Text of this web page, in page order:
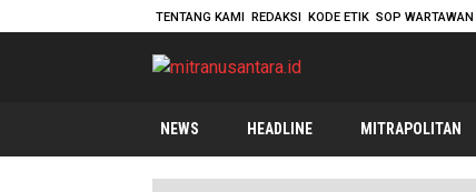
TENTANG KAMI REDAKSI KODE ETIK SOP WARTAWAN
NEWS HEADLINE MITRAPOLITAN